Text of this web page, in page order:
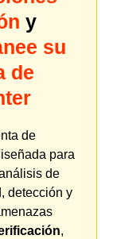
y
su
de
de
para
de
detección y
,